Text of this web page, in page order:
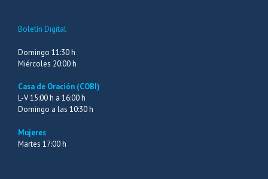
Boletín Digital
Domingo 11:30 h
Miércoles 20:00 h
Casa de Oración (COBI)
L-V 15:00 h a 16:00 h
Domingo a las 10:30 h
Mujeres
Martes 17:00 h